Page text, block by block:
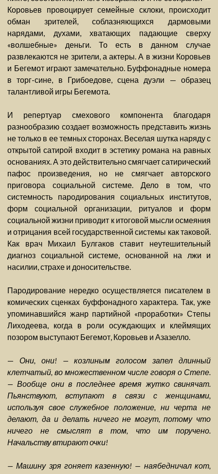
Коровьев провоцирует семейные склоки, происходит
обман зрителей, соблазняющихся дармовыми
нарядами, духами, хватающих падающие сверху
«волшебные» деньги. То есть в данном случае
развлекаются не зрители, а актеры. А в жизни Коровьев
и Бегемот играют замечательно. Буффонадные номера
в торг-сине, в Грибоедове, сцена дуэли — образец
талантливой игры Бегемота.
И репертуар смехового компонента благодаря
разнообразию создает возможность представить жизнь
не только в ее темных сторонах. Веселая шутка наряду с
открытой сатирой входит в эстетику романа на равных
основаниях. А это действительно смягчает сатирический
пафос произведения, но не смягчает авторского
приговора социальной системе. Дело в том, что
системность пародирования социальных институтов,
форм социальной организации, ритуалов и форм
социальной жизни приводит к итоговой мысли осмеяния
и отрицания всей государственной системы как таковой.
Как врач Михаил Булгаков ставит неутешительный
диагноз социальной системе, основанной на лжи и
насилии, страхе и доносительстве.
Пародирование нередко осуществляется писателем в
комических сценках буффонадного характера. Так, уже
упоминавшийся жанр партийной «проработки» Степы
Лиходеева, когда в роли осуждающих и клеймящих
позором выступают Бегемот, Коровьев и Азазелло.
— Они, они! — козлиным голосом запел длинный
клетчатый, во множественном числе говоря о Степе.
— Вообще они в последнее время жутко свинячат.
Пьянствуют, вступают в связи с женщинами,
используя свое служебное положение, ни черта не
делают, да и делать ничего не могут, потому что
ничего не смыслят в том, что им поручено.
Начальству втирают очки!
— Машину зря гоняет казенную! — наябедничал кот,